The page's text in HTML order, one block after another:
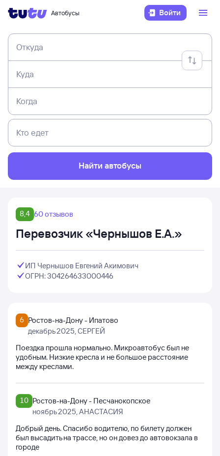
Автобусы Войти
Откуда
Куда
Когда
Кто едет
Найти автобусы
8,4 60 отзывов
Перевозчик «Чернышов Е.А.»
ИП Чернышов Евгений Акимович
ОГРН: 304264633000446
6 Ростов-на-Дону - Ипатово
декабрь 2025, СЕРГЕЙ
Поездка прошла нормально. Микроавтобус был не
удобным. Низкие кресла и не большое расстояние
между креслами.
10 Ростов-на-Дону - Песчанокопское
ноябрь 2025, АНАСТАСИЯ
Добрый день. Спасибо водителю, по билету должен
был высадить на трассе, но он довез до автовокзала в
городе